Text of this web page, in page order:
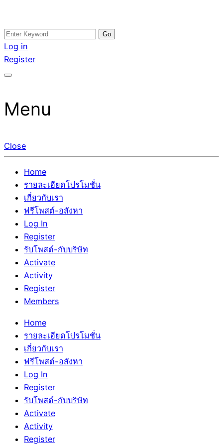
Skip
to
content
อสังหาโพสต์ รีวิวเยอะ รับจ้างโพสต์ขายบ้าน รับจ้างโพสต์อสัง
หา แตกต่างอย่างตั้งใจ รับรองผล อันดับ1 การโพสต์ขายอสังหา
กับทีมงานบริษัท บ้าน ที่ดิน คอนโด ติดGoogleหน้าแรกได้จริงๆ
รับจ้างโพสอสังหา ขายบ้าน อสังหาโพสต์ เชื่อถือได้จริง รับ
โพสต์ ที่ดิน กับทีมงานบริษัท ถูกและดีที่สุด ไม่มีค่านายหน้า
ขายได้จริงๆ ช่วยสร้างโอกาสในการขายได้มากกว่า ที่เดียว ที่
Search
for:
Log in
Register
Menu
Close
Home
รายละเอียดโปรโมชั่น
เกี่ยวกับเรา
ฟรีโพสต์-อสังหา
Log In
Register
รับโพสต์-กับบริษัท
Activate
Activity
Register
Members
Home
รายละเอียดโปรโมชั่น
เกี่ยวกับเรา
ฟรีโพสต์-อสังหา
Log In
Register
รับโพสต์-กับบริษัท
Activate
Activity
Register